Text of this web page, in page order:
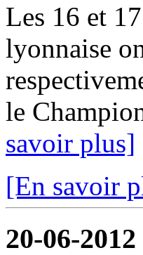
Les 16 et
lyonnaise
le
savoir plus]
[En savoir
20-06-2012